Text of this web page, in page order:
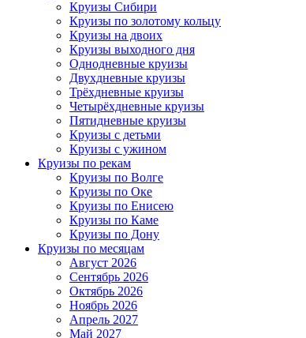
Круизы Сибири
Круизы по золотому кольцу
Круизы на двоих
Круизы выходного дня
Однодневные круизы
Двухдневные круизы
Трёхдневные круизы
Четырёхдневные круизы
Пятидневные круизы
Круизы с детьми
Круизы с ужином
Круизы по рекам
Круизы по Волге
Круизы по Оке
Круизы по Енисею
Круизы по Каме
Круизы по Дону
Круизы по месяцам
Август 2026
Сентябрь 2026
Октябрь 2026
Ноябрь 2026
Апрель 2027
Май 2027